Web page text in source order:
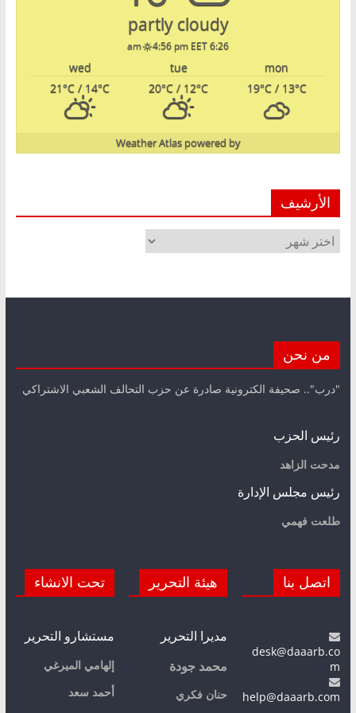
partly cloudy
6:26 am
4:56 pm EET
mon
tue
wed
19°C/ 13°C
20°C / 12°C
21°C / 14°C
powered by
Weather Atlas
الأرشيف
الأرشيف
من نحن
"درب".. صحيفة الكترونية صادرة عن حزب التحالف الشعبي الاشتراكي
رئيس الحزب
مدحت الزاهد
رئيس مجلس الإدارة
طلعت فهمي
اتصل بنا
desk@daaarb.co
m
help@daaarb.com
هيئة التحرير
مديرا التحرير
محمد جودة
حنان فكري
تحت الانشاء
مستشارو التحرير
إلهامي الميرغي
أحمد سعد